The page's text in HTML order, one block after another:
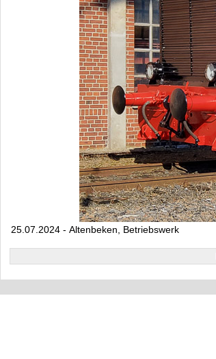
25.07.2024 - Altenbeken, Betriebswerk